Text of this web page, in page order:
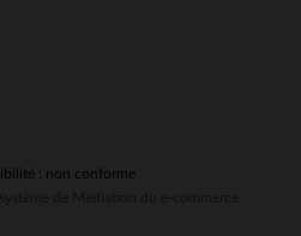
: non conforme